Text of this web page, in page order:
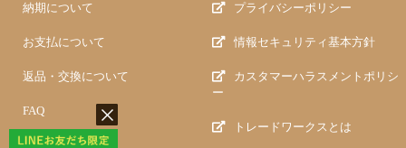
納期について
お支払について
返品・交換について
FAQ
プライバシーポリシー
情報セキュリティ基本方針
カスタマーハラスメントポリシ
ー
トレードワークスとは